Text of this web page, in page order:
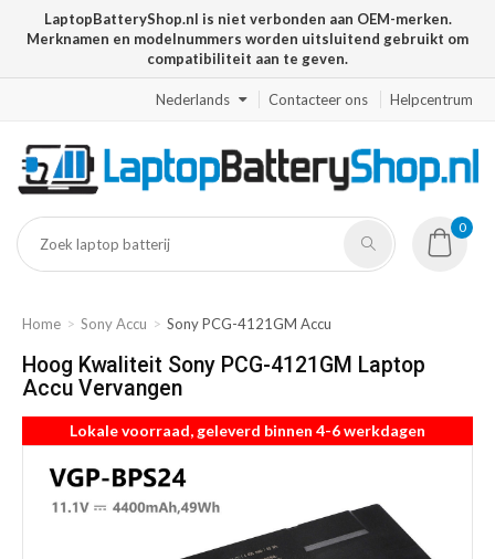
LaptopBatteryShop.nl is niet verbonden aan OEM-merken.
Merknamen en modelnummers worden uitsluitend gebruikt om
compatibiliteit aan te geven.
Nederlands Contacteer ons Helpcentrum
0
Home Sony Accu Sony PCG-4121GM Accu
Hoog Kwaliteit Sony PCG-4121GM Laptop
Accu Vervangen
Lokale voorraad, geleverd binnen 4-6 werkdagen